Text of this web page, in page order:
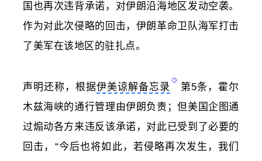
国也再次违背承诺，对伊朗沿海地区发动空袭。
作为对此次侵略的回击，伊朗革命卫队海军打击
了美军在该地区的驻扎点。
声明还称，根据伊美谅解备忘录
第5条，霍尔
木兹海峡的通行管理由伊朗负责；但美国企图通
过煽动各方来违反该承诺，对此已受到了必要的
回击，“今后也将如此，若侵略再次发生，我们